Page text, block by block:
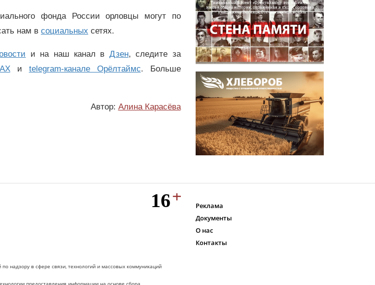
фонда России орловцы могут по
нам в социальных сетях.
и на наш канал в Дзен, следите за
и telegram-канале Орёлтаймс. Больше
Автор: Алина Карасёва
надзору в сфере связи, технологий и массовых коммуникаций
Реклама
Документы
О нас
Контакты